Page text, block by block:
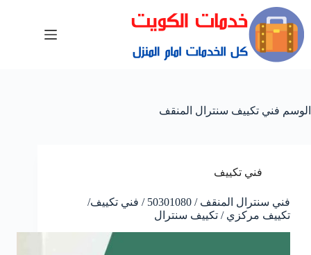
الوسم فني تكييف سنترال المنقف
فني تكييف
فني سنترال المنقف / 50301080 / فني تكييف/
تكييف مركزي / تكييف سنترال